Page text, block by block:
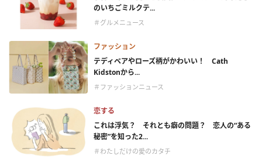
のいちごミルクテ...
＃グルメニュース
ファッション
テディベアやローズ柄がかわいい！ Cath
Kidstonから...
＃ファッションニュース
恋する
これは浮気？ それとも癖の問題？ 恋人の“ある
秘密”を知った2...
＃わたしだけの愛のカタチ